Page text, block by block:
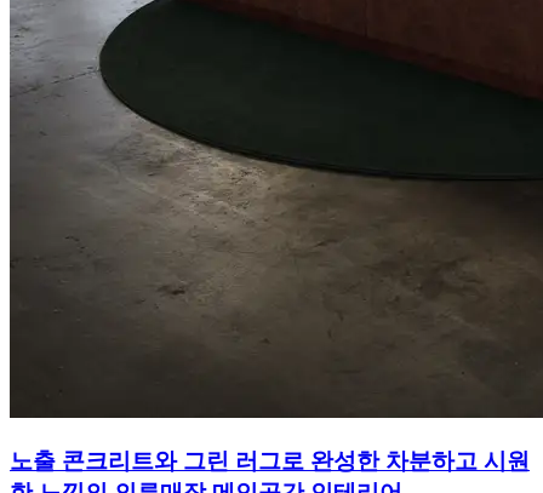
노출 콘크리트와 그린 러그로 완성한 차분하고 시원